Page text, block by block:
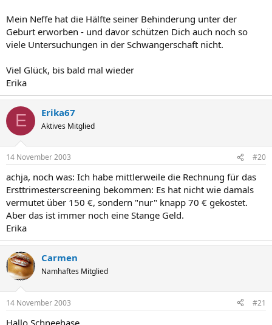
Mein Neffe hat die Hälfte seiner Behinderung unter der
Geburt erworben - und davor schützen Dich auch noch so
viele Untersuchungen in der Schwangerschaft nicht.
Viel Glück, bis bald mal wieder
Erika
E Erika67
Aktives Mitglied
14 November 2003 #20
achja, noch was: Ich habe mittlerweile die Rechnung für das
Ersttrimesterscreening bekommen: Es hat nicht wie damals
vermutet über 150 €, sondern "nur" knapp 70 € gekostet.
Aber das ist immer noch eine Stange Geld.
Erika
Carmen
Namhaftes Mitglied
14 November 2003 #21
Hallo Schneehase,